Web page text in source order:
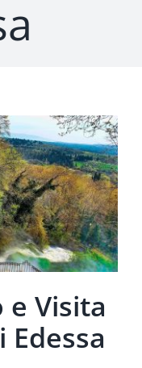
e Visita
Edessa